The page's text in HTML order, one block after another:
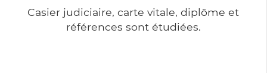
Casier judiciaire, carte vitale, diplôme et
références sont étudiées.